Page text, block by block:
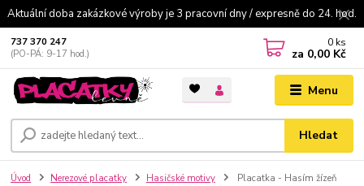
Aktuální doba zakázkové výroby je 3 pracovní dny / expresně do 24. hod.
Menu
Hledat
737 370 247
(PO-PÁ: 9-17 hod.)
0 ks
za 0,00 Kč
Úvod Nerezové placatky Hasičské motivy Placatka - Hasím žízeň